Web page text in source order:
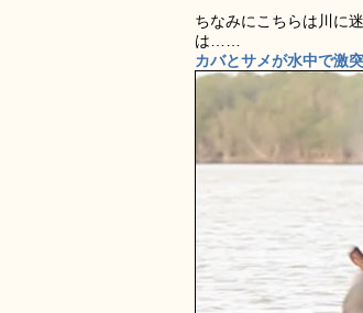
ちなみにこちらは川に
は……
カバとサメが水中で激